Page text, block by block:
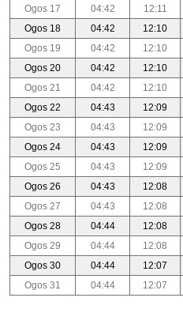
Ogos 17
04:42 12:11
Ogos 18
04:42 12:10
Ogos 19
04:42 12:10
Ogos 20
04:42 12:10
Ogos 21
04:42 12:10
Ogos 22
04:43 12:09
Ogos 23
04:43 12:09
Ogos 24
04:43 12:09
Ogos 25
04:43 12:09
Ogos 26
04:43 12:08
Ogos 27
04:43 12:08
Ogos 28
04:44 12:08
Ogos 29
04:44 12:08
Ogos 30
04:44 12:07
Ogos 31
04:44 12:07